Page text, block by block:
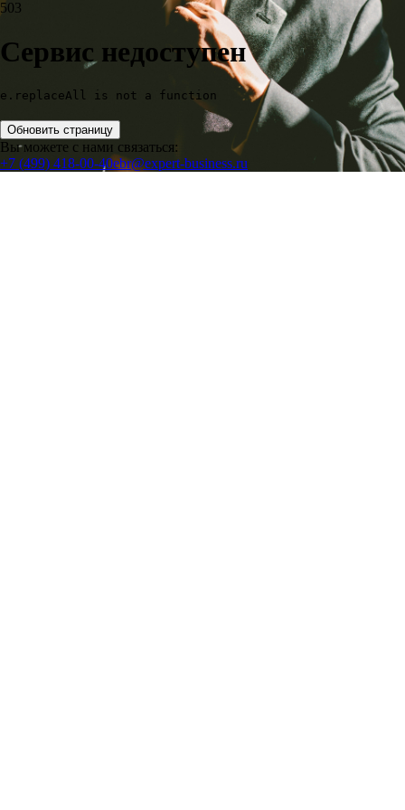
503
Сервис недоступен
e.replaceAll is not a function
Обновить страницу
Вы можете с нами связаться:
+7 (499) 418-00-40ebr@expert-business.ru